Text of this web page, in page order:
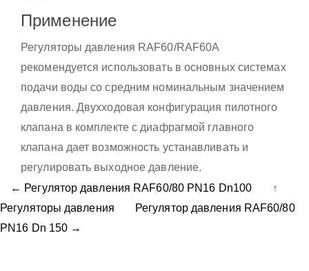
Применение
Регуляторы давления RAF60/RAF60А
рекомендуется использовать в основных системах
подачи воды со средним номинальным значением
давления. Двухходовая конфигурация пилотного
клапана в комплекте с диафрагмой главного
клапана дает возможность устанавливать и
регулировать выходное давление.
← Регулятор давления RAF60/80 PN16 Dn100
↑
Регуляторы давления
Регулятор давления RAF60/80
PN16 Dn 150 →